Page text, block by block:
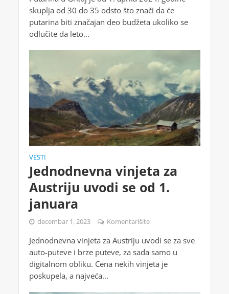
skuplja od 30 do 35 odsto što znači da će
putarina biti značajan deo budžeta ukoliko se
odlučite da leto...
VESTI
Jednodnevna vinjeta za
Austriju uvodi se od 1.
januara
decembar 1, 2023 Komentarišite
Jednodnevna vinjeta za Austriju uvodi se za sve
auto-puteve i brze puteve, za sada samo u
digitalnom obliku. Cena nekih vinjeta je
poskupela, a najveća...